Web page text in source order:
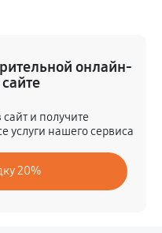
минут
минут
онлайн-
сайт и получите
услуги нашего сервиса
20%